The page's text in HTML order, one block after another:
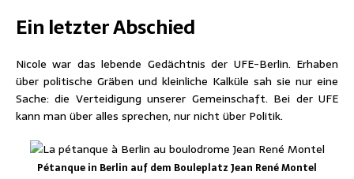
Ein letzter Abschied
Nicole war das lebende Gedächtnis der UFE-Berlin. Erhaben
über politische Gräben und kleinliche Kalküle sah sie nur eine
Sache: die Verteidigung unserer Gemeinschaft. Bei der UFE
kann man über alles sprechen, nur nicht über Politik.
Pétanque in Berlin auf dem Bouleplatz Jean René Montel